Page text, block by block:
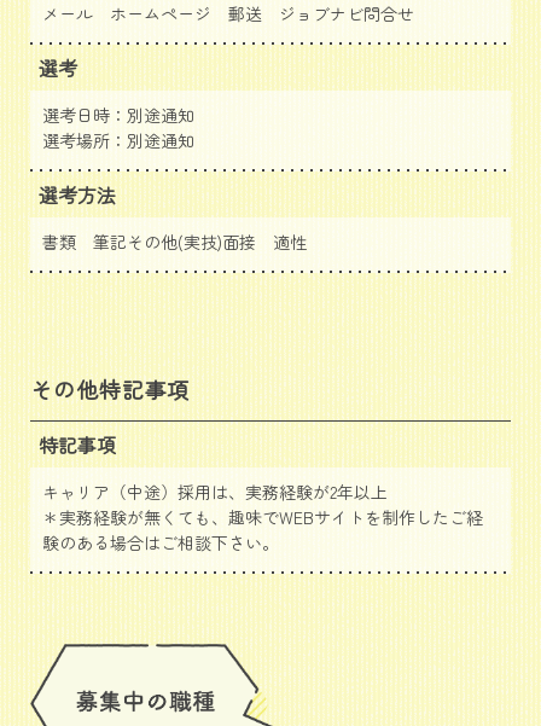
メール ホームページ 郵送 ジョブナビ問合せ
選考
選考日時：別途通知
選考場所：別途通知
選考方法
書類 筆記その他(実技)面接 適性
その他特記事項
特記事項
キャリア（中途）採用は、実務経験が2年以上
＊実務経験が無くても、趣味でWEBサイトを制作したご経
験のある場合はご相談下さい。